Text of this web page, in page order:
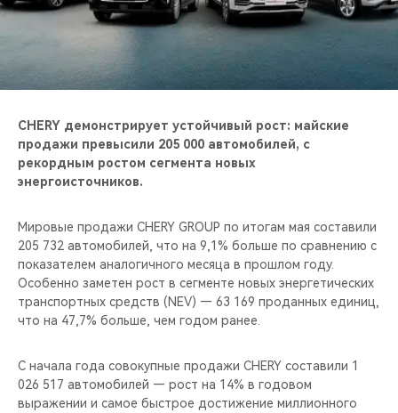
CHERY И СПОРТ
НАШИ МЕРОПРИЯТИЯ
CHERY ДЛЯ ДЕТЕЙ
CHERY демонстрирует устойчивый рост: майские
продажи превысили 205 000 автомобилей, с
рекордным ростом сегмента новых
энергоисточников.
Мировые продажи CHERY GROUP по итогам мая составили
205 732 автомобилей, что на 9,1% больше по сравнению с
показателем аналогичного месяца в прошлом году.
Особенно заметен рост в сегменте новых энергетических
транспортных средств (NEV) — 63 169 проданных единиц,
что на 47,7% больше, чем годом ранее.
С начала года совокупные продажи CHERY составили 1
026 517 автомобилей — рост на 14% в годовом
выражении и самое быстрое достижение миллионного